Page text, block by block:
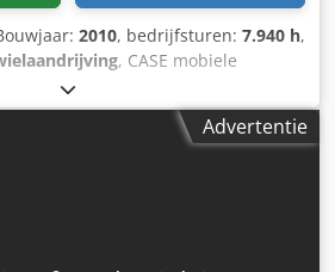
2010, bedrijfsturen: 7.940 h,
, CASE mobiele
(hydraulische graafmachine)
N211 Motorfabrikant: Case
kW Bedrijfstijden: 7940 uurAdvertentie